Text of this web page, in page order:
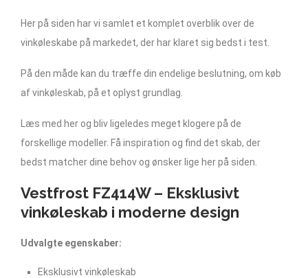
Her på siden har vi samlet et komplet overblik over de
vinkøleskabe på markedet, der har klaret sig bedst i test.
På den måde kan du træffe din endelige beslutning, om køb
af vinkøleskab, på et oplyst grundlag.
Læs med her og bliv ligeledes meget klogere på de
forskellige modeller. Få inspiration og find det skab, der
bedst matcher dine behov og ønsker lige her på siden.
Vestfrost FZ414W – Eksklusivt
vinkøleskab i moderne design
Udvalgte egenskaber:
Eksklusivt vinkøleskab